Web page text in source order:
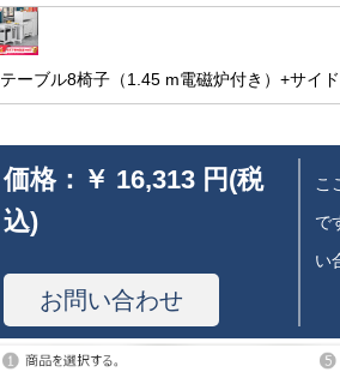
テーブル8椅子（1.45 m電磁炉付き）+サイ
価格： ￥ 16,313 円(税
込)
お問い合わせ
こ
で
い